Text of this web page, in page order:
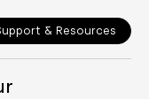
& Resources